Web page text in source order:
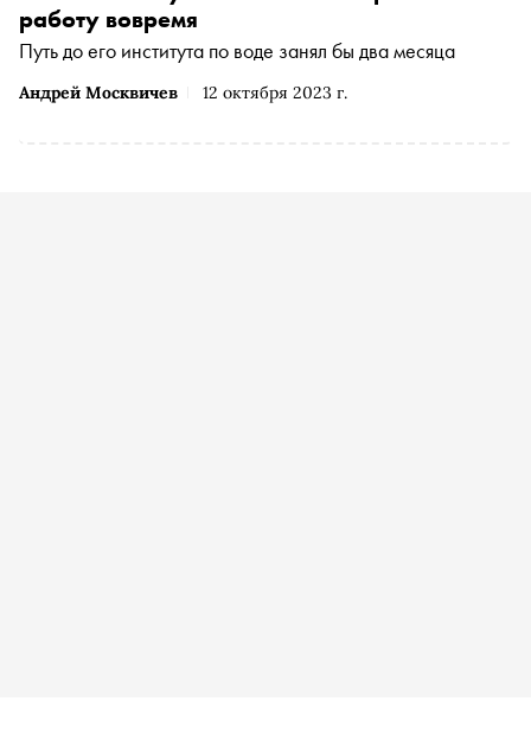
Андрей Москвичев 12 октября 2023 г.
работу вовремя
Путь до его института по воде занял бы два месяца